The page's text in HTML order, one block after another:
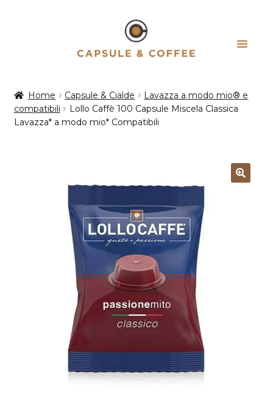
Home Capsule & Cialde
Lavazza a modo mio® e
compatibili
Lollo Caffè 100 Capsule Miscela Classica
Lavazza* a modo mio* Compatibili